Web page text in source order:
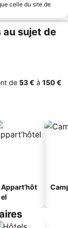
celle du site de
au sujet de
de ‎53 € à ‎150 €
Appart’hôt
el